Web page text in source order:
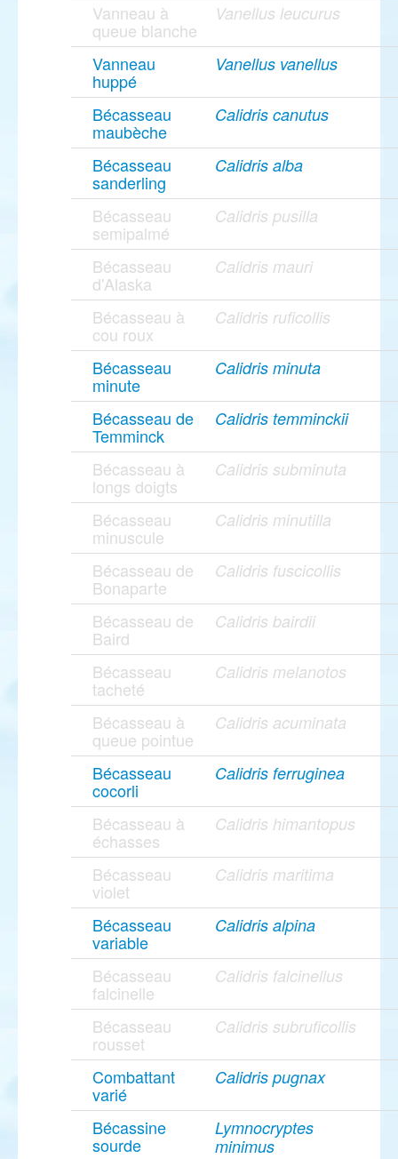
Vanneau à
queue blanche
Vanellus leucurus
Vanneau
huppé
Vanellus vanellus
Bécasseau
maubèche
Calidris canutus
Bécasseau
sanderling
Calidris alba
Bécasseau
semipalmé
Calidris pusilla
Bécasseau
d'Alaska
Calidris mauri
Bécasseau à
cou roux
Calidris ruficollis
Bécasseau
minute
Calidris minuta
Bécasseau de
Temminck
Calidris temminckii
Bécasseau à
longs doigts
Calidris subminuta
Bécasseau
minuscule
Calidris minutilla
Bécasseau de
Bonaparte
Calidris fuscicollis
Bécasseau de
Baird
Calidris bairdii
Bécasseau
tacheté
Calidris melanotos
Bécasseau à
queue pointue
Calidris acuminata
Bécasseau
cocorli
Calidris ferruginea
Bécasseau à
échasses
Calidris himantopus
Bécasseau
violet
Calidris maritima
Bécasseau
variable
Calidris alpina
Bécasseau
falcinelle
Calidris falcinellus
Bécasseau
rousset
Calidris subruficollis
Combattant
varié
Calidris pugnax
Bécassine
sourde
Lymnocryptes
minimus